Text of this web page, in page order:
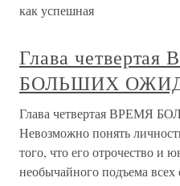
как успешная
Глава
БОЛЬШИХ
Глава четвертая
Невозможно понять
того, что его отрочество и
необычайного подъема всех